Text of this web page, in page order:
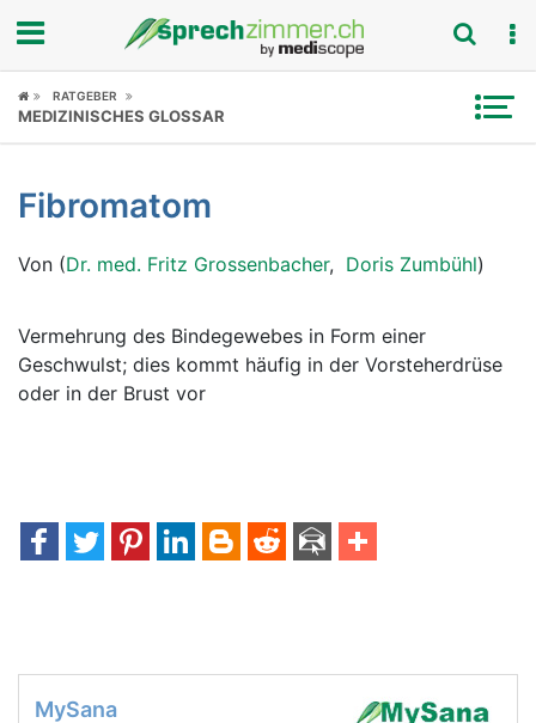
Fokus
Symptome
Untersuchungen
News
Ratgeber
RATGEBER
MEDIZINISCHES GLOSSAR
Fibromatom
Von (Dr. med. Fritz Grossenbacher, Doris Zumbühl)
Vermehrung des Bindegewebes in Form einer
Geschwulst; dies kommt häufig in der Vorsteherdrüse
oder in der Brust vor
MySana